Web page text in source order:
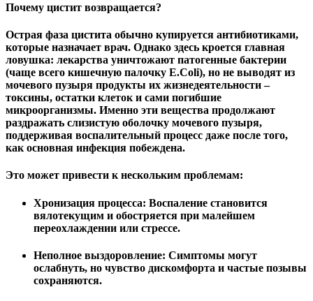
Почему цистит возвращается?
Острая фаза цистита обычно купируется антибиотиками,
которые назначает врач. Однако здесь кроется главная
ловушка: лекарства уничтожают патогенные бактерии
(чаще всего кишечную палочку E.Coli), но не выводят из
мочевого пузыря продукты их жизнедеятельности –
токсины, остатки клеток и сами погибшие
микроорганизмы. Именно эти вещества продолжают
раздражать слизистую оболочку мочевого пузыря,
поддерживая воспалительный процесс даже после того,
как основная инфекция побеждена.
Это может привести к нескольким проблемам:
Хронизация процесса: Воспаление становится
вялотекущим и обостряется при малейшем
переохлаждении или стрессе.
Неполное выздоровление: Симптомы могут
ослабнуть, но чувство дискомфорта и частые позывы
сохраняются.